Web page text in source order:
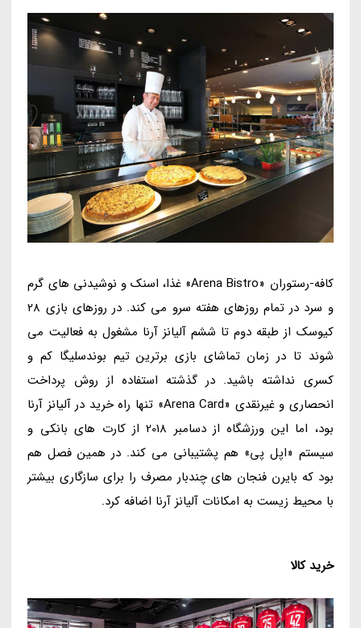
کافه-رستوران «Arena Bistro» غذا، اسنک و نوشیدنی های گرم
و سرد در تمام روزهای هفته سرو می کند. در روزهای بازی 28
کیوسک از طبقه دوم تا ششم آلیانز آرنا مشغول به فعالیت می
شوند تا در زمان تماشای بازی برترین تیم بوندسلیگا کم و
کسری نداشته باشید. در گذشته استفاده از روش پرداخت
انحصاری و غیرنقدی «Arena Card» تنها راه خرید در آلیانز آرنا
بود، اما این ورزشگاه از دسامبر 2018 از کارت های بانکی و
سیستم «اپل پی» هم پشتیبانی می کند. در همین فصل هم
بود که بایرن فنجان های چندبار مصرف را برای سازگاری بیشتر
با محیط زیست به امکانات آلیانز آرنا اضافه کرد.
خرید کالا